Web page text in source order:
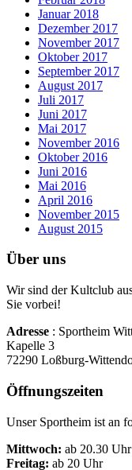
Januar 2018
Dezember 2017
November 2017
Oktober 2017
September 2017
August 2017
Juli 2017
Juni 2017
Mai 2017
November 2016
Oktober 2016
Juni 2016
Mai 2016
April 2016
November 2015
August 2015
Über uns
Wir sind der Kultclub
Sie vorbei!
Adresse : Sportheim
Kapelle 3
72290 Loßburg-
Öffnungszeiten
Unser Sportheim ist an
Mittwoch: ab 20.30 Uhr
Freitag: ab 20 Uhr